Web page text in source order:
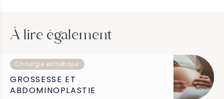
À lire également
Chirurgie esthétique
GROSSESSE ET
ABDOMINOPLASTIE